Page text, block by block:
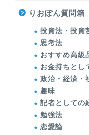
りおぽん質問箱
投資法・投資
思考法
おすすめ高級
お金持ちとし
政治・経済・
趣味
記者としての
勉強法
恋愛論